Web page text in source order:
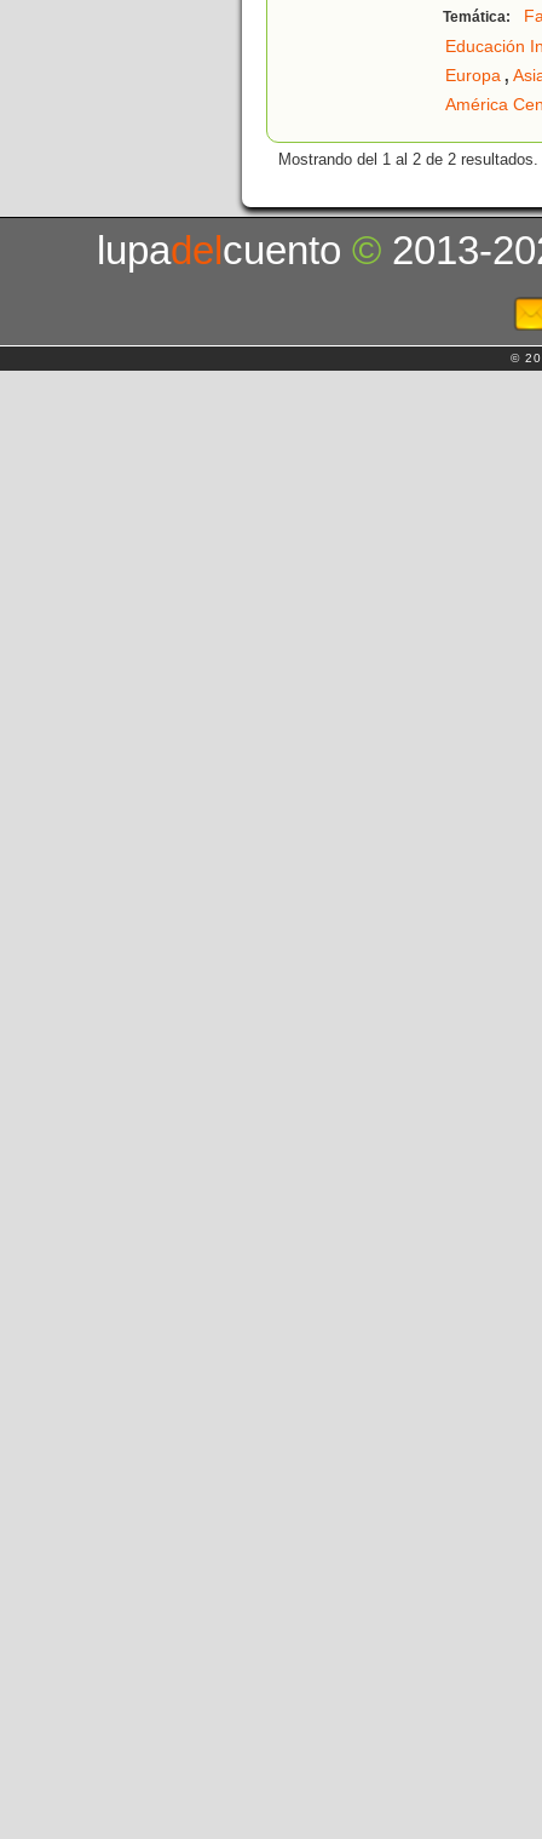
Temática:
Educación
Europa,
América
Mostrando del 1 al 2 de 2 resultados.
lupadelcuento© 2013-
©